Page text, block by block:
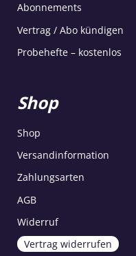
Abonnements
Vertrag / Abo kündigen
Probehefte – kostenlos
Shop
Shop
Versandinformation
Zahlungsarten
AGB
Widerruf
Vertrag widerrufen